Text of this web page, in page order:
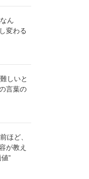
ん
変わる
しいと
言葉の
ほど、
が教え
”